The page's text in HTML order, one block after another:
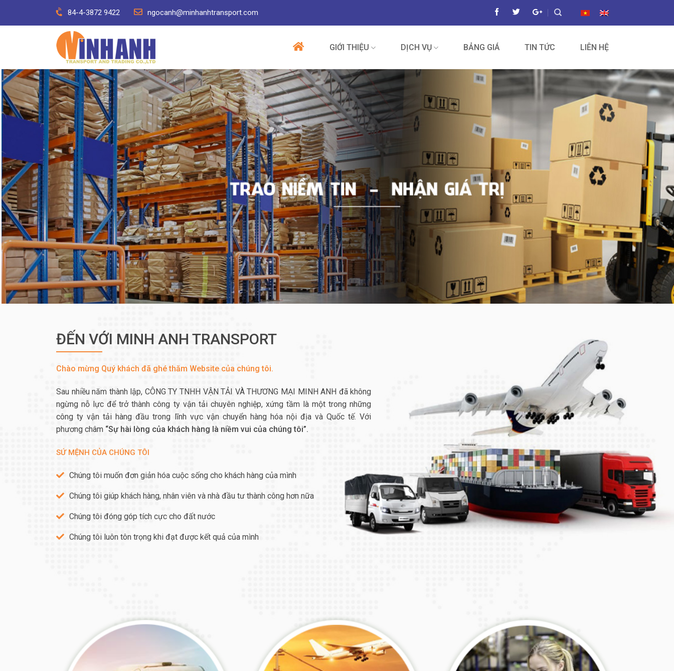
84-4-3872 9422 ngocanh@minhanhtransport.com
GIỚI THIỆU DỊCH VỤ BẢNG GIÁ TIN TỨC LIÊN HỆ
ĐẾN VỚI MINH ANH TRANSPORT
Chào mừng Quý khách đã ghé thăm Website của chúng tôi.
Sau nhiều năm thành lập, CÔNG TY TNHH VẬN TẢI VÀ THƯƠNG MẠI MINH ANH đã không
ngừng nỗ lực để trở thành công ty vận tải chuyên nghiệp, xứng tầm là một trong những
công ty vận tải hàng đầu trong lĩnh vực vận chuyển hàng hóa nội địa và Quốc tế. Với
phương châm “Sự hài lòng của khách hàng là niềm vui của chúng tôi”.
SỨ MỆNH CỦA CHÚNG TÔI
Chúng tôi muốn đơn giản hóa cuộc sống cho khách hàng của mình
Chúng tôi giúp khách hàng, nhân viên và nhà đầu tư thành công hơn nữa
Chúng tôi đóng góp tích cực cho đất nước
Chúng tôi luôn tôn trọng khi đạt được kết quả của mình